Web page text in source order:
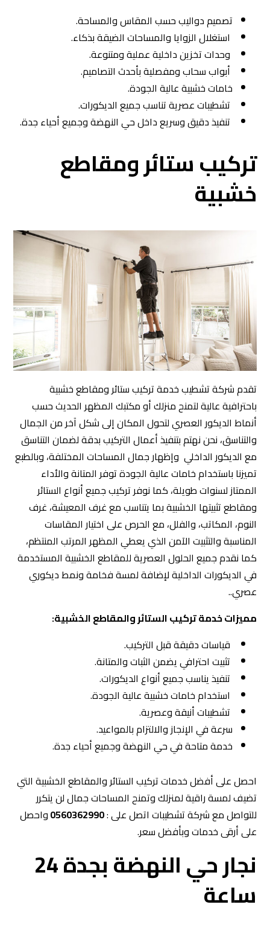
تصميم دواليب حسب المقاس والمساحة.
استغلال الزوايا والمساحات الضيقة بذكاء.
وحدات تخزين داخلية عملية ومتنوعة.
أبواب سحاب ومفصلية بأحدث التصاميم.
خامات خشبية عالية الجودة.
تشطيبات عصرية تناسب جميع الديكورات.
تنفيذ دقيق وسريع داخل حي النهضة وجميع أحياء جدة.
تركيب ستائر ومقاطع
خشبية
تقدم شركة تشطيب خدمة تركيب ستائر ومقاطع خشبية
باحترافية عالية لتمنح منزلك أو مكتبك المظهر الحديث حسب
أنماط الديكور العصري لتحول المكان إلى شكل آخر من الجمال
والتناسق، نحن نهتم بتنفيذ أعمال التركيب بدقة لضمان التناسق
مع الديكور الداخلي وإظهار جمال المساحات المختلفة، وبالطبع
تميزنا باستخدام خامات عالية الجودة توفر المتانة والأداء
الممتاز لسنوات طويلة، كما نوفر تركيب جميع أنواع الستائر
ومقاطع تثبيتها الخشبية بما يتناسب مع غرف المعيشة، غرف
النوم، المكاتب، والفلل، مع الحرص على اختيار المقاسات
المناسبة والتثبيت الآمن الذي يعطي المظهر المرتب المنتظم،
كما نقدم جميع الحلول العصرية للمقاطع الخشبية المستخدمة
في الديكورات الداخلية لإضافة لمسة فخامة ونمط ديكوري
عصري..
مميزات خدمة تركيب الستائر والمقاطع الخشبية:
قياسات دقيقة قبل التركيب.
تثبيت احترافي يضمن الثبات والمتانة.
تنفيذ يناسب جميع أنواع الديكورات.
استخدام خامات خشبية عالية الجودة.
تشطيبات أنيقة وعصرية.
سرعة في الإنجاز والالتزام بالمواعيد.
خدمة متاحة في حي النهضة وجميع أحياء جدة.
احصل على أفضل خدمات تركيب الستائر والمقاطع الخشبية التي
تضيف لمسة راقية لمنزلك وتمنح المساحات جمال لن يتكرر
للتواصل مع شركة تشطيبات اتصل على :0560362990واحصل
على أرقى خدمات وبأفضل سعر.
نجار حي النهضة بجدة 24
ساعة